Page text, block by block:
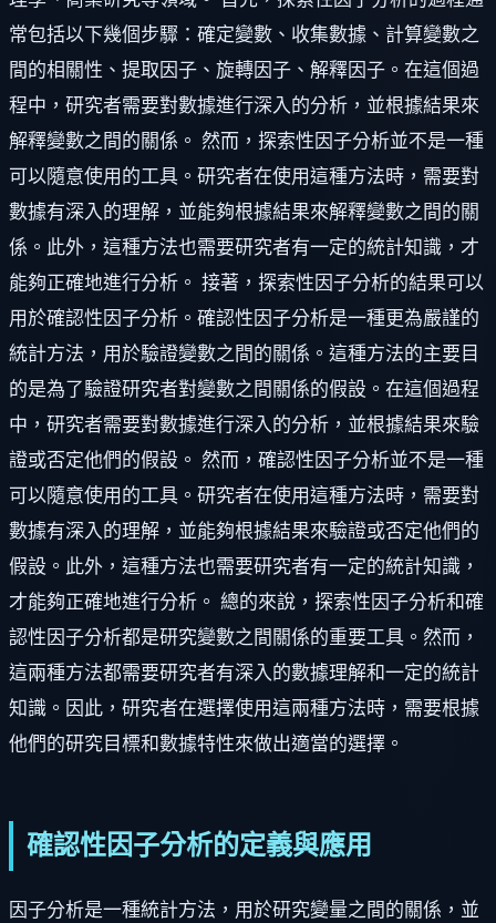
常包括以下幾個步驟：確定變數、收集數據、計算變數之
間的相關性、提取因子、旋轉因子、解釋因子。在這個過
程中，研究者需要對數據進行深入的分析，並根據結果來
解釋變數之間的關係。 然而，探索性因子分析並不是一種
可以隨意使用的工具。研究者在使用這種方法時，需要對
數據有深入的理解，並能夠根據結果來解釋變數之間的關
係。此外，這種方法也需要研究者有一定的統計知識，才
能夠正確地進行分析。 接著，探索性因子分析的結果可以
用於確認性因子分析。確認性因子分析是一種更為嚴謹的
統計方法，用於驗證變數之間的關係。這種方法的主要目
的是為了驗證研究者對變數之間關係的假設。在這個過程
中，研究者需要對數據進行深入的分析，並根據結果來驗
證或否定他們的假設。 然而，確認性因子分析並不是一種
可以隨意使用的工具。研究者在使用這種方法時，需要對
數據有深入的理解，並能夠根據結果來驗證或否定他們的
假設。此外，這種方法也需要研究者有一定的統計知識，
才能夠正確地進行分析。 總的來說，探索性因子分析和確
認性因子分析都是研究變數之間關係的重要工具。然而，
這兩種方法都需要研究者有深入的數據理解和一定的統計
知識。因此，研究者在選擇使用這兩種方法時，需要根據
他們的研究目標和數據特性來做出適當的選擇。
確認性因子分析的定義與應用
因子分析是一種統計方法，用於研究變量之間的關係，並